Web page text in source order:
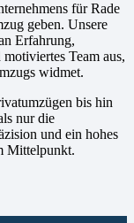
für Rade
geben. Unsere
Erfahrung,
Team aus,
widmet.
bis hin
nur die
und ein hohes
Mittelpunkt.